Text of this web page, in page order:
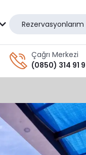
Rezervasyonlarım
Çağrı Merkezi
(0850) 314 91